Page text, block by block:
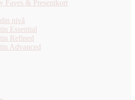
Faves & Presentkort
nivå
Essential
Refined
Advanced